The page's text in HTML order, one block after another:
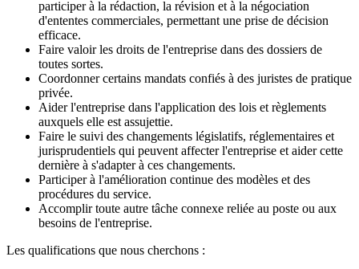
participer à la rédaction, la révision et à la négociation
d'ententes commerciales, permettant une prise de décision
efficace.
Faire valoir les droits de l'entreprise dans des dossiers de
toutes sortes.
Coordonner certains mandats confiés à des juristes de pratique
privée.
Aider l'entreprise dans l'application des lois et règlements
auxquels elle est assujettie.
Faire le suivi des changements législatifs, réglementaires et
jurisprudentiels qui peuvent affecter l'entreprise et aider cette
dernière à s'adapter à ces changements.
Participer à l'amélioration continue des modèles et des
procédures du service.
Accomplir toute autre tâche connexe reliée au poste ou aux
besoins de l'entreprise.
Les qualifications que nous cherchons :